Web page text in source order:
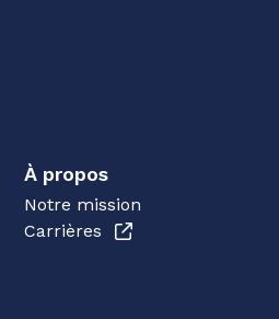
À propos
Notre mission
Carrières